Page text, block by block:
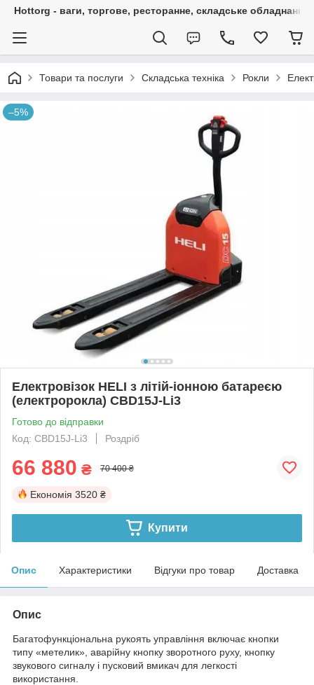
Hottorg - ваги, торгове, ресторанне, складське обладнання
Товари та послуги Складська техніка Рокли
–5%
Електровізок HELI з літій-іонною батареєю
(електророкла) CBD15J-Li3
Готово до відправки
Код: CBD15J-Li3
Роздріб
66 880 ₴ 70 400 ₴
Економія 3520 ₴
Купити
Опис Характеристики Відгуки про товар Доставка
Опис
Багатофункціональна рукоять управління включає кнопки
типу «метелик», аварійну кнопку зворотного руху, кнопку
звукового сигналу і пусковий вмикач для легкості
використання.